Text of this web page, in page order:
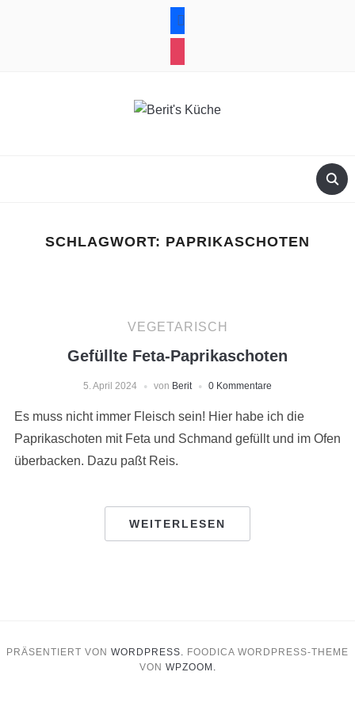
SCHLAGWORT: PAPRIKASCHOTEN
VEGETARISCH
Gefüllte Feta-Paprikaschoten
5. April 2024 von Berit 0 Kommentare
Es muss nicht immer Fleisch sein! Hier habe ich die
Paprikaschoten mit Feta und Schmand gefüllt und im Ofen
überbacken. Dazu paßt Reis.
WEITERLESEN
PRÄSENTIERT VON WORDPRESS. FOODICA WORDPRESS-THEME
VON WPZOOM.